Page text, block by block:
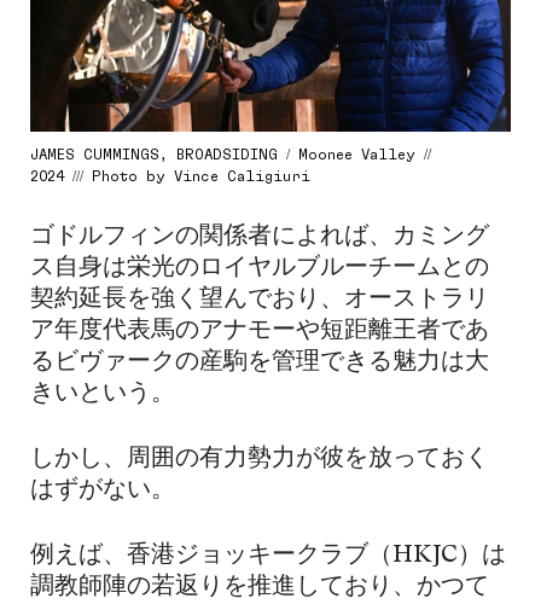
JAMES CUMMINGS, BROADSIDING / Moonee Valley //
2024 /// Photo by Vince Caligiuri
ゴドルフィンの関係者によれば、カミング
ス自身は栄光のロイヤルブルーチームとの
契約延長を強く望んでおり、オーストラリ
ア年度代表馬のアナモーや短距離王者であ
るビヴァークの産駒を管理できる魅力は大
きいという。
しかし、周囲の有力勢力が彼を放っておく
はずがない。
例えば、香港ジョッキークラブ（HKJC）は
調教師陣の若返りを推進しており、かつて